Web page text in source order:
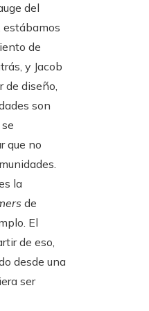
del
estábamos
de
y Jacob
de diseño,
son
que no
la
de
El
de eso,
desde una
ser